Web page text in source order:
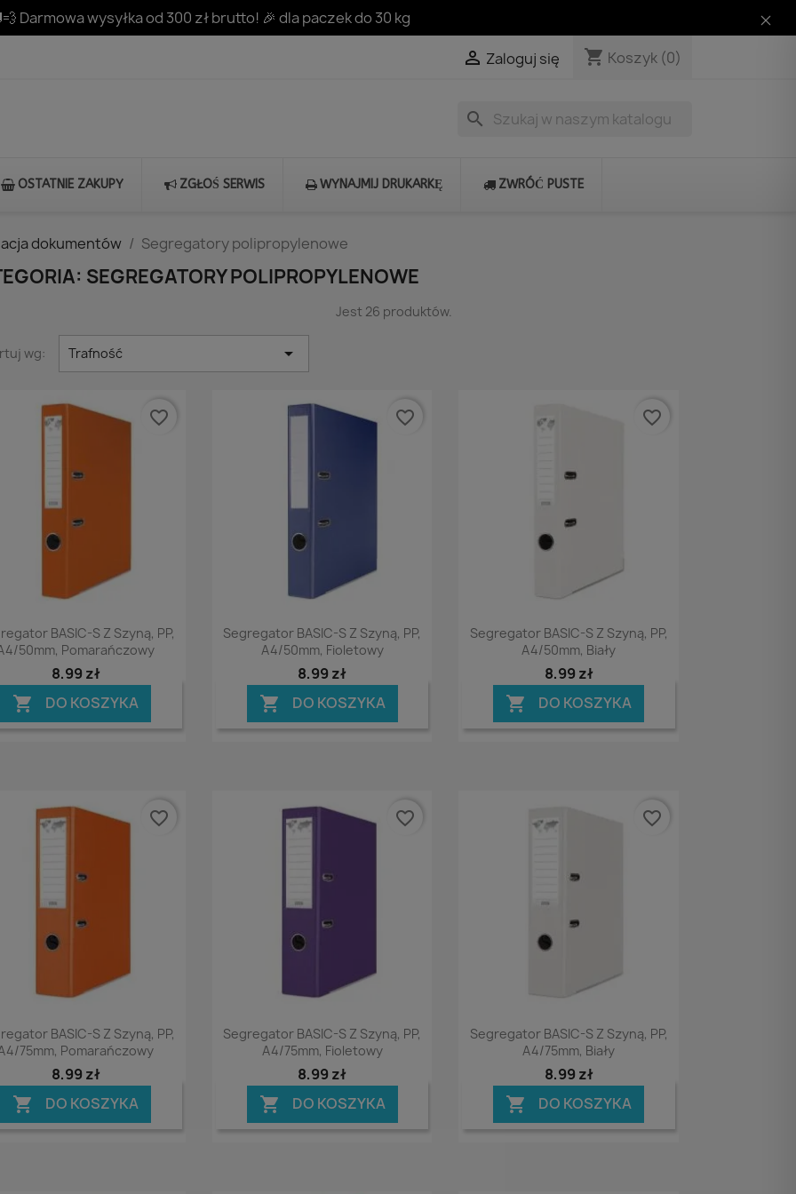
Darmowa wysyłka od 300 zł brutto! 🎉 dla paczek do 30 kg
 Zaloguj się shopping_cart Koszyk (0)
search
OSTATNIE ZAKUPY ZGŁOŚ SERWIS WYNAJMIJ DRUKARKĘ ZWRÓĆ PUSTE
dokumentów Segregatory polipropylenowe
SEGREGATORY POLIPROPYLENOWE
Jest 26 produktów.
wg: Trafność 
Podgląd
BASIC-S Z Szyną, PP,
50mm, Pomarańczowy
8,99 zł
 DO KOSZYKA
favorite_border
Podgląd
Segregator BASIC-S Z Szyną, PP,
A4/50mm, Fioletowy
8,99 zł
 DO KOSZYKA
favorite_border
Podgląd
Segregator BASIC-S Z Szyną, PP,
A4/50mm, Biały
8,99 zł
 DO KOSZYKA
favorite_border
Podgląd
BASIC-S Z Szyną, PP,
75mm, Pomarańczowy
8,99 zł
 DO KOSZYKA
favorite_border
Podgląd
Segregator BASIC-S Z Szyną, PP,
A4/75mm, Fioletowy
8,99 zł
 DO KOSZYKA
favorite_border
Podgląd
Segregator BASIC-S Z Szyną, PP,
A4/75mm, Biały
8,99 zł
 DO KOSZYKA
favorite_border